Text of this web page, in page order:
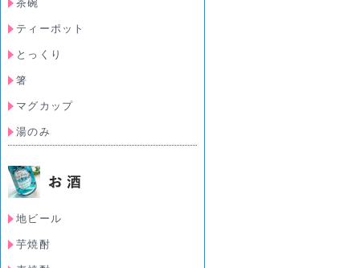
茶碗
ティーポット
とっくり
箸
マグカップ
湯のみ
地ビール
芋焼酎